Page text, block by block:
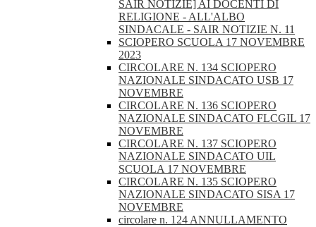
SAIR NOTIZIE] AI DOCENTI DI
RELIGIONE - ALL'ALBO
SINDACALE - SAIR NOTIZIE N. 11
SCIOPERO SCUOLA 17 NOVEMBRE
2023
CIRCOLARE N. 134 SCIOPERO
NAZIONALE SINDACATO USB 17
NOVEMBRE
CIRCOLARE N. 136 SCIOPERO
NAZIONALE SINDACATO FLCGIL 17
NOVEMBRE
CIRCOLARE N. 137 SCIOPERO
NAZIONALE SINDACATO UIL
SCUOLA 17 NOVEMBRE
CIRCOLARE N. 135 SCIOPERO
NAZIONALE SINDACATO SISA 17
NOVEMBRE
circolare n. 124 ANNULLAMENTO